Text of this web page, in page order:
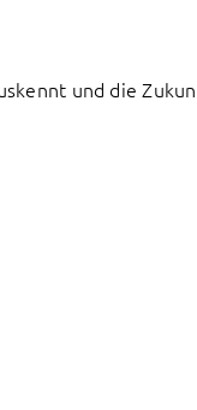
und die